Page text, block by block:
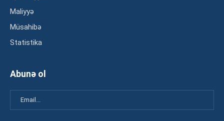
Maliyyə
Müsahibə
Statistika
Abunə ol